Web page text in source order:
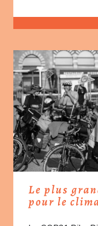
Le plus
pour le